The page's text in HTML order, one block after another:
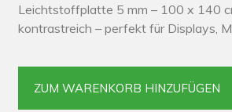
Leichtstoffplatte 5 mm – 100 x 140
kontrastreich – perfekt für Displays,
ZUM WARENKORB HINZUFÜGEN